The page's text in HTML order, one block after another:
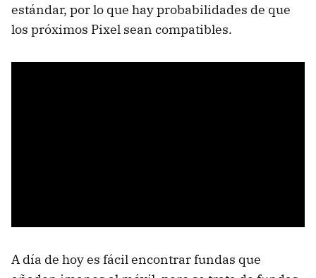
estándar, por lo que hay probabilidades de que
los próximos Pixel sean compatibles.
A día de hoy es fácil encontrar fundas que